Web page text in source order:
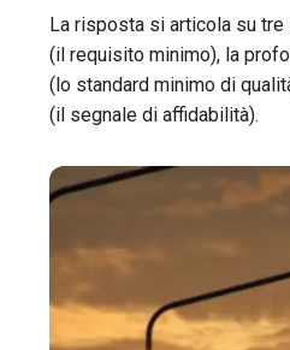
La risposta si articola su
(il requisito minimo), la
(lo standard minimo di
(il segnale di affidabilità).